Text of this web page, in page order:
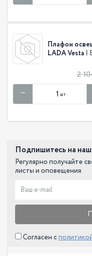
Плафон
LADA Vesta |
2
шт
Подпишитесь на
Регулярно получайте
листы и оповещения
Согласен с